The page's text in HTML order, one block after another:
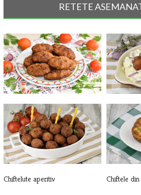
RETETE
Parjoale moldovenesti
Chiftelute
mar[...]
Chiftelute aperitiv Chiftele